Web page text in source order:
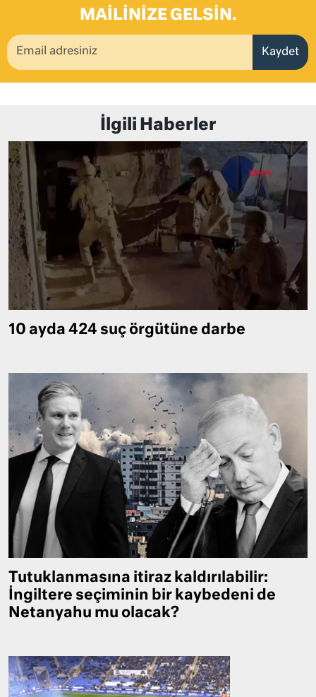
MAILINIZE GELSIN.
Kaydet
İlgili Haberler
10 ayda 424 suç örgütüne darbe
Tutuklanmasına itiraz kaldırılabilir:
İngiltere seçiminin bir kaybedeni de
Netanyahu mu olacak?